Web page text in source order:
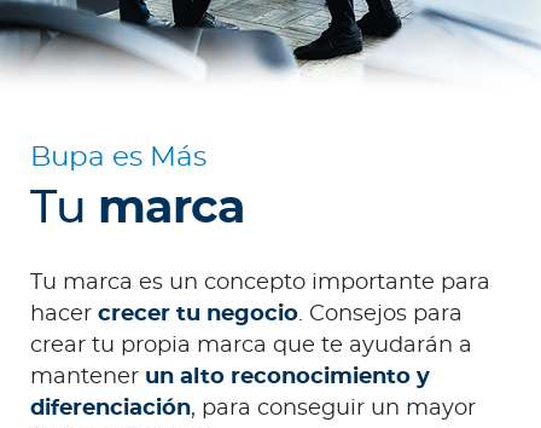
Red de Salud
Contáctanos
Bupa es Más
Tu marca
Tu marca es un concepto importante para
hacer crecer tu negocio. Consejos para
crear tu propia marca que te ayudarán a
mantener un alto reconocimiento y
diferenciación, para conseguir un mayor